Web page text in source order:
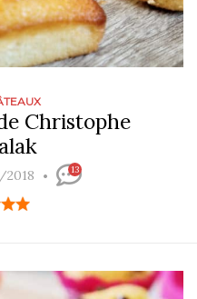
Christophe
13